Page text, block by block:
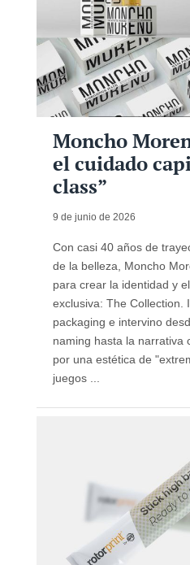
Moncho
el cuidado
class”
9 de junio de 2026
Con casi 40 años de
de la belleza, Moncho
para crear la identidad y
exclusiva: The Collection.
packaging e intervino
naming hasta la narrativa
por una estética de
juegos ...